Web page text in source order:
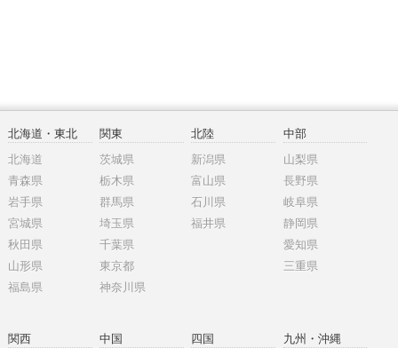
北海道・東北
北海道
青森県
岩手県
宮城県
秋田県
山形県
福島県
関東
茨城県
栃木県
群馬県
埼玉県
千葉県
東京都
神奈川県
北陸
新潟県
富山県
石川県
福井県
中部
山梨県
長野県
岐阜県
静岡県
愛知県
三重県
関西
中国
四国
九州・沖縄